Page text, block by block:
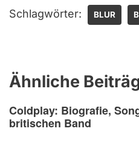
Schlagwörter: BLUR
Ähnliche
Coldplay: Biografie,
britischen Band